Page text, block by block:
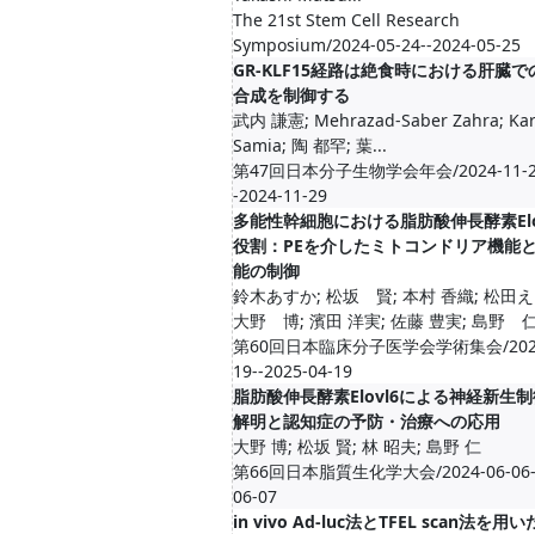
The 21st Stem Cell Research
Symposium/2024-05-24--2024-05-25
GR-KLF15経路は絶食時における肝臓で
合成を制御する
武内 謙憲; Mehrazad-Saber Zahra;
Samia; 陶 都罕; 葉...
第47回日本分子生物学会年会/2024-11-
-2024-11-29
多能性幹細胞における脂肪酸伸長酵素
役割：PEを介したミトコンドリア機能
能の制御
鈴木あすか; 松坂 賢; 本村 香織; 松田
大野 博; 濱田 洋実; 佐藤 豊実; 島野
第60回日本臨床分子医学会学術集会/
19--2025-04-19
脂肪酸伸長酵素Elovl6による神経新生
解明と認知症の予防・治療への応用
大野 博; 松坂 賢; 林 昭夫; 島野 仁
第66回日本脂質生化学大会/2024-06-
06-07
in vivo Ad-luc法とTFEL scan法を用い